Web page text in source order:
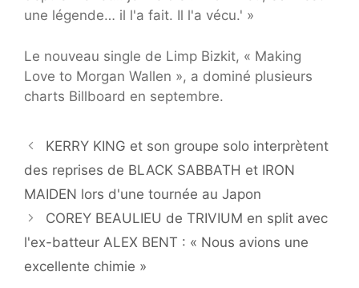
une légende… il l'a fait. Il l'a vécu.' »
Le nouveau single de Limp Bizkit, « Making
Love to Morgan Wallen », a dominé plusieurs
charts Billboard en septembre.
KERRY KING et son groupe solo interprètent
des reprises de BLACK SABBATH et IRON
MAIDEN lors d'une tournée au Japon
COREY BEAULIEU de TRIVIUM en split avec
l'ex-batteur ALEX BENT : « Nous avions une
excellente chimie »